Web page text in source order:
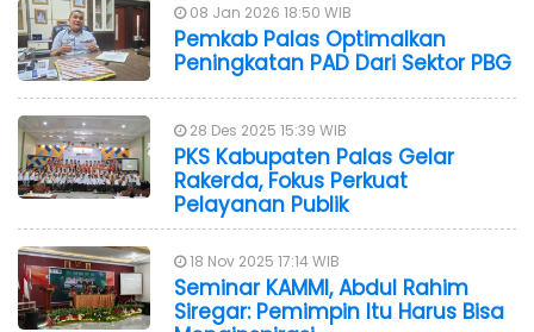
08 Jan 2026 18:50 WIB
Pemkab Palas Optimalkan
Peningkatan PAD Dari Sektor PBG
28 Des 2025 15:39 WIB
PKS Kabupaten Palas Gelar
Rakerda, Fokus Perkuat
Pelayanan Publik
18 Nov 2025 17:14 WIB
Seminar KAMMI, Abdul Rahim
Siregar: Pemimpin Itu Harus Bisa